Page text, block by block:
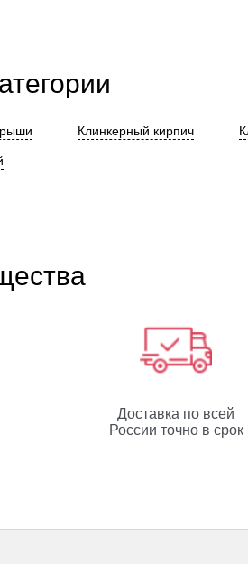
Клинкерный кирпич
Доставка по всей
России точно в срок